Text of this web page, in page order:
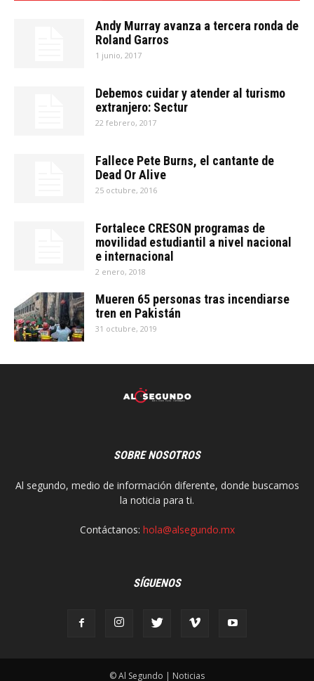
Andy Murray avanza a tercera ronda de
Roland Garros
1 junio, 2017
Debemos cuidar y atender al turismo
extranjero: Sectur
22 febrero, 2017
Fallece Pete Burns, el cantante de
Dead Or Alive
25 octubre, 2016
Fortalece CRESON programas de
movilidad estudiantil a nivel nacional
e internacional
2 enero, 2018
Mueren 65 personas tras incendiarse
tren en Pakistán
31 octubre, 2019
SOBRE NOSOTROS
Al segundo, medio de información diferente, donde buscamos
la noticia para ti.
Contáctanos: hola@alsegundo.mx
SÍGUENOS
© Al Segundo | Noticias